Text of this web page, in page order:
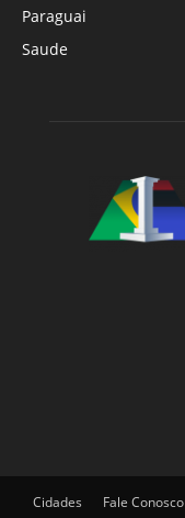
Paraguai
Saude
Cidades Fale Conosco